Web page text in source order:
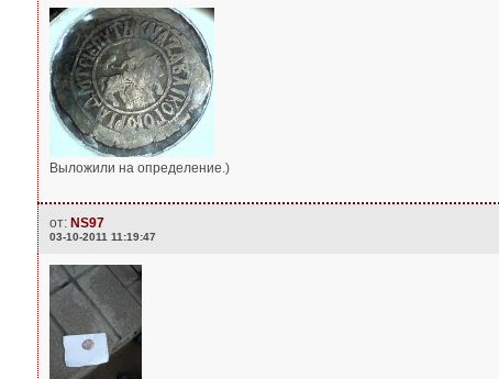
Выложили на определение.)
от: NS97
03-10-2011 11:19:47